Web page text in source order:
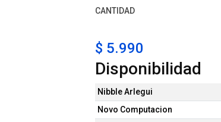
CANTIDAD
$ 5.990
Disponibilidad
Nibble Arlegui
Novo Computacion